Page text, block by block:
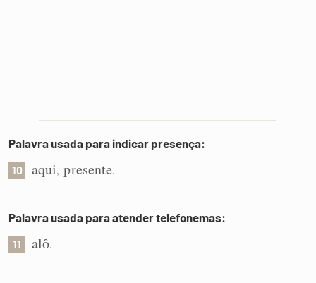
Palavra usada para indicar presença:
10 aqui, presente.
Palavra usada para atender telefonemas:
11 alô.